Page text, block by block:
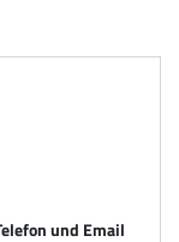
und Email